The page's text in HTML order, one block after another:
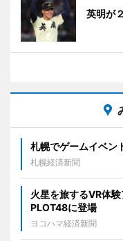
英明が
札幌でゲームイベ
札幌経済新聞
火星を旅するVR体
PLOT48に登場
ヨコハマ経済新聞